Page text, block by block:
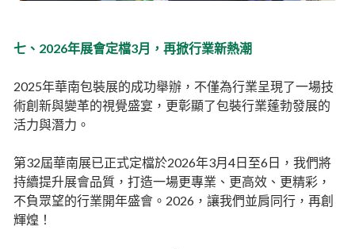
七、2026年展會定檔3月，再掀行業新熱潮
2025年華南包裝展的成功舉辦，不僅為行業呈現了一場技
術創新與變革的視覺盛宴，更彰顯了包裝行業蓬勃發展的
活力與潛力。
第32屆華南展已正式定檔於2026年3月4日至6日，我們將
持續提升展會品質，打造一場更專業、更高效、更精彩，
不負眾望的行業開年盛會。2026，讓我們並肩同行，再創
輝煌！